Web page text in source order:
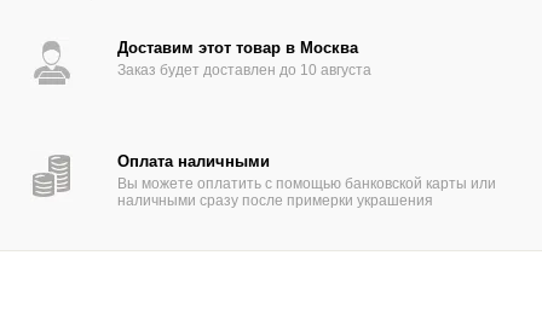
Доставим этот товар в Москва
Заказ будет доставлен до 10 августа
Оплата наличными
Вы можете оплатить с помощью банковской карты или
наличными сразу после примерки украшения